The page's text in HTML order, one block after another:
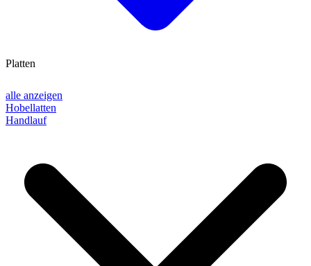
alle anzeigen
Hobellatten
Handlauf
Platten